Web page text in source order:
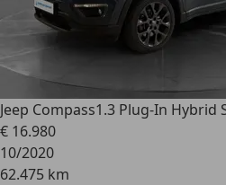
Jeep Compass1.3 Plug-In Hybrid
€ 16.980
10/2020
62.475 km